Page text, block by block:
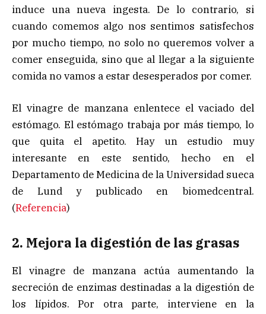
induce una nueva ingesta. De lo contrario, si
cuando comemos algo nos sentimos satisfechos
por mucho tiempo, no solo no queremos volver a
comer enseguida, sino que al llegar a la siguiente
comida no vamos a estar desesperados por comer.
El vinagre de manzana enlentece el vaciado del
estómago. El estómago trabaja por más tiempo, lo
que quita el apetito. Hay un estudio muy
interesante en este sentido, hecho en el
Departamento de Medicina de la Universidad sueca
de Lund y publicado en biomedcentral.
(Referencia)
2. Mejora la digestión de las grasas
El vinagre de manzana actúa aumentando la
secreción de enzimas destinadas a la digestión de
los lípidos. Por otra parte, interviene en la